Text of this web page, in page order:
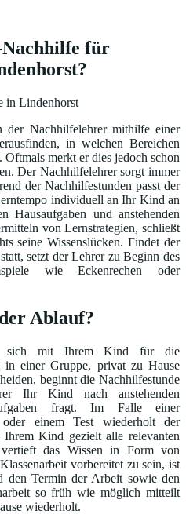
für
Nachhilfelehrer mithilfe einer
in welchen Bereichen
merkt er dies jedoch schon
Der Nachhilfelehrer sorgt immer
der Nachhilfestunden passt der
individuell an Ihr Kind an
Hausaufgaben und anstehenden
von Lernstrategien, schließt
seine Wissenslücken. Findet der
setzt der Lehrer zu Beginn des
wie Eckenrechen oder
Ablauf?
sich mit Ihrem Kind für die
in einer Gruppe, privat zu Hause
beginnt die Nachhilfestunde
Ihr Kind nach anstehenden
fragt. Im Falle einer
oder einem Test wiederholt der
Kind gezielt alle relevanten
das Wissen in Form von
vorbereitet zu sein, ist
den Termin der Arbeit sowie den
so früh wie möglich mitteilt
wiederholt.